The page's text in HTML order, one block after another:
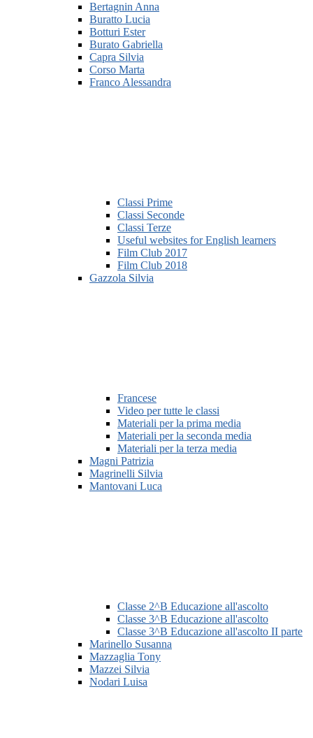
Bertagnin Anna
Buratto Lucia
Botturi Ester
Burato Gabriella
Capra Silvia
Corso Marta
Franco Alessandra
Classi Prime
Classi Seconde
Classi Terze
Useful websites for English learners
Film Club 2017
Film Club 2018
Gazzola Silvia
Francese
Video per tutte le classi
Materiali per la prima media
Materiali per la seconda media
Materiali per la terza media
Magni Patrizia
Magrinelli Silvia
Mantovani Luca
Classe 2^B Educazione all'ascolto
Classe 3^B Educazione all'ascolto
Classe 3^B Educazione all'ascolto II parte
Marinello Susanna
Mazzaglia Tony
Mazzei Silvia
Nodari Luisa